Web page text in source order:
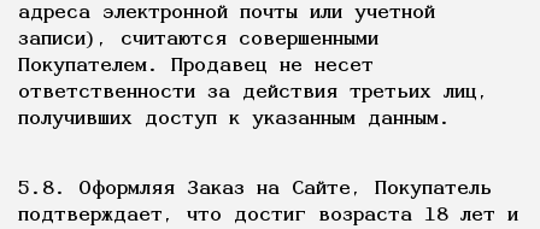
адреса электронной почты или учетной
записи), считаются совершенными
Покупателем. Продавец не несет
ответственности за действия третьих лиц,
получивших доступ к указанным данным.
5.8. Оформляя Заказ на Сайте, Покупатель
подтверждает, что достиг возраста 18 лет и